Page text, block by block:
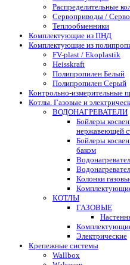
Распределительные
Сервоприводы /
Теплообменники
Комплектующие из ПНД
Комплектующие из
FV-plast / Ekoplastik
Heisskraft
Полипропилен Белый
Полипропилен Серый
Контрольно-измерительные
Котлы. Газовые и
ВОДОНАГРЕВАТЕЛИ
Бойлеры
нержавеющей
Бойлеры
баком
Колонки
КОТЛЫ
ГАЗОВЫЕ
Электрические
Крепежные системы
Wallbox